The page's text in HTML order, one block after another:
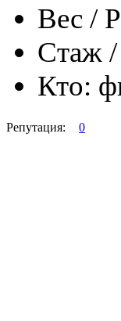
Вес /
Стаж /
Кто:
Репутация: 0